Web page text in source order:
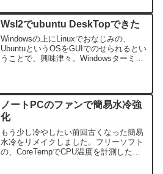
Wsl2でubuntu DeskTopできた
Windowsの上にLinuxでおなじみの、
UbuntuというOSをGUIでのせられるとい
うことで、興味津々。Windowsターミナ
（笑）
ノートPCのファンで簡易水冷強
化
もう少し冷やしたい前回古くなった簡易
水冷をリメイクしました。フリーソフト
の、CoreTempでCPU温度を計測したと